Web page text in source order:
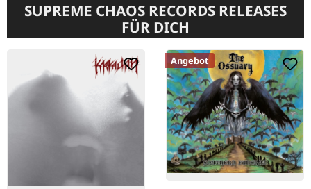
SUPREME CHAOS RECORDS RELEASES
FÜR DICH
Angebot